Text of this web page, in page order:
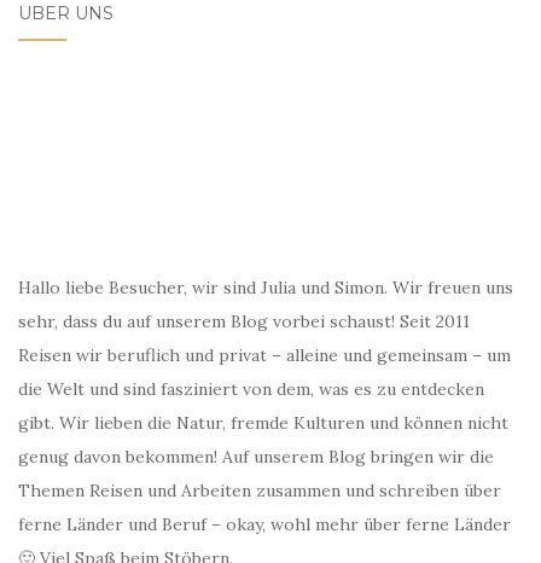
ÜBER UNS
Hallo liebe Besucher, wir sind Julia und Simon. Wir freuen uns
sehr, dass du auf unserem Blog vorbei schaust! Seit 2011
Reisen wir beruflich und privat – alleine und gemeinsam – um
die Welt und sind fasziniert von dem, was es zu entdecken
gibt. Wir lieben die Natur, fremde Kulturen und können nicht
genug davon bekommen! Auf unserem Blog bringen wir die
Themen Reisen und Arbeiten zusammen und schreiben über
ferne Länder und Beruf – okay, wohl mehr über ferne Länder
🙂 Viel Spaß beim Stöbern.